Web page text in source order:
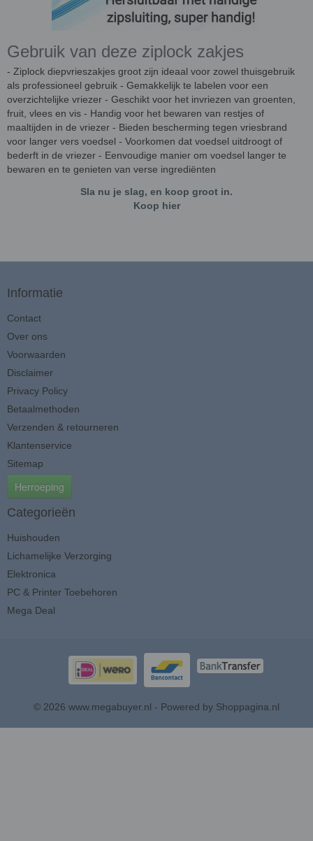
Gebruik van deze ziplock zakjes
- Ziplock diepvrieszakjes groot zijn ideaal voor zowel thuisgebruik
als professioneel gebruik - Gemakkelijk te labelen voor een
overzichtelijke vriezer - Geschikt voor het invriezen van groenten,
fruit, vlees en vis - Handig voor het bewaren van restjes of
maaltijden in de vriezer - Bieden bescherming tegen vriesbrand
voor langer vers voedsel - Voorkomen dat voedsel uitdroogt of
bederft in de vriezer - Eenvoudige manier om voedsel langer te
bewaren en te genieten van verse ingrediënten
Sla nu je slag, en koop groot in.
Koop hier
Informatie
Contact
Over ons
Voorwaarden
Disclaimer
Privacy Policy
Betaalmethoden
Verzenden & retourneren
Klantenservice
Sitemap
Herroeping
Categorieën
Huishouden
Lichamelijke Verzorging
Elektronica
PC & Printer Toebehoren
Mega Deal
© 2026 www.megabuyer.nl - Powered by Shoppagina.nl